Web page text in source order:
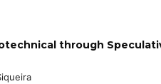
through